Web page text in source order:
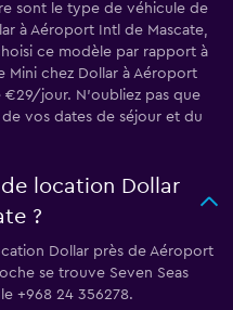
sont le type de véhicule de
à Aéroport Intl de Mascate,
ce modèle par rapport à
Mini chez Dollar à Aéroport
€29/jour. N'oubliez pas que
vos dates de séjour et du
location Dollar
?
Dollar près de Aéroport
se trouve Seven Seas
+968 24 356278.